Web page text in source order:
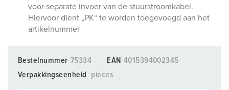
voor separate invoer van de stuurstroomkabel.
Hiervoor dient „PK“ te worden toegevoegd aan het
artikelnummer
Bestelnummer 75334 EAN 4015394002345
Verpakkingseenheid
pieces